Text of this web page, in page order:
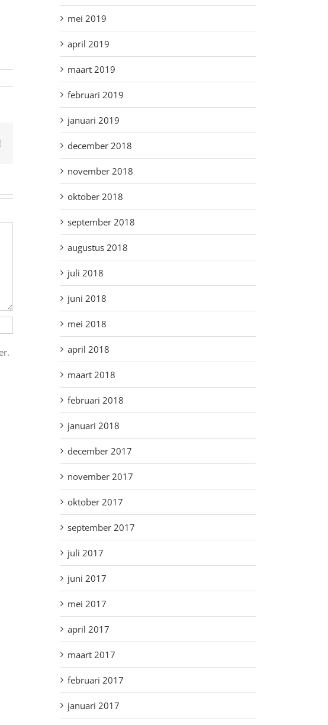
E-
mei 2019
april 2019
maart 2019
februari 2019
januari 2019
december 2018
november 2018
oktober 2018
september 2018
augustus 2018
juli 2018
juni 2018
mei 2018
april 2018
maart 2018
februari 2018
januari 2018
december 2017
november 2017
oktober 2017
september 2017
juli 2017
juni 2017
mei 2017
april 2017
maart 2017
februari 2017
januari 2017